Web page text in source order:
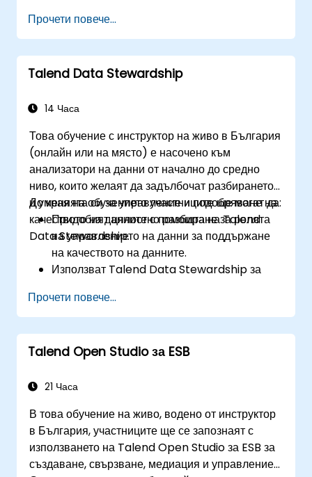
Да разбират и настройват компонентите и
конекторите за големи данни на Open
Studio.
Да конфигурират параметри за
код.
на Open Studio за изпълнение на Hadoop
задачи.
Да създават прототипи на потоци за големи
данни.
Да автоматизират проекти за интеграция на
големи данни.
Прочети повече...
Talend Data Stewardship
14 Часа
Това обучение с инструктор на живо в България
(онлайн или на място) е насочено към
анализатори на данни от начално до средно
ниво, които желаят да задълбочат разбирането
и уменията си за управление и подобряване на
качеството на данните с помощта на Talend
Data Stewardship.
До края на обучението участниците ще могат да:
Придобият цялостно разбиране за ролята
на управлението на данни за поддържане
на качеството на данните.
Използват Talend Data Stewardship за
качеството на данните.
Създават, възлагат и управляват задачи в
рамките на Talend Data Stewardship,
включително персонализиране на работния
Използват възможностите за отчитане и
проследяват усилията за качество на
данните и управлението им.
Прочети повече...
Talend Open Studio за ESB
21 Часа
В това обучение на живо, водено от инструктор
в България, участниците ще се запознаят с
използването на Talend Open Studio за ESB за
създаване, свързване, медиация и управление